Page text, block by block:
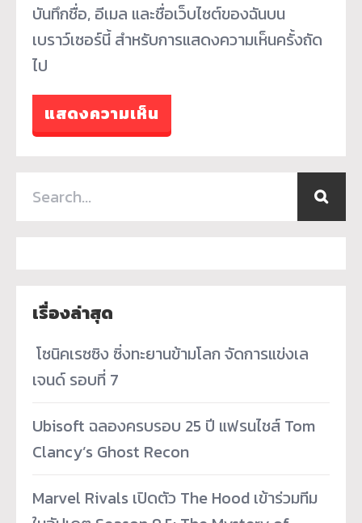
บันทึกชื่อ, อีเมล และชื่อเว็บไซต์ของฉันบน
เบราว์เซอร์นี้ สำหรับการแสดงความเห็นครั้งถัด
ไป
เรื่องล่าสุด
­ โซนิคเรซซิง ซิ่งทะยานข้ามโลก จัดการแข่งเล
เจนด์ รอบที่ 7
Ubisoft ฉลองครบรอบ 25 ปี แฟรนไชส์ Tom
Clancy’s Ghost Recon
Marvel Rivals เปิดตัว The Hood เข้าร่วมทีม